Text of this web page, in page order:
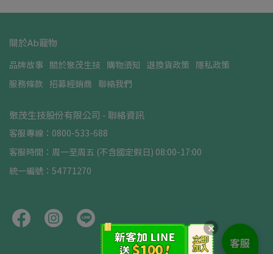
關於Ab寵物
品牌故事 關於聚茂生技 購物須知 退換貨政策 隱私政策
服務條款 招募經銷商 聯絡我們
聚茂生技股份有限公司 - 聯絡資訊
客服專線：0800-533-688
客服時間：周一至周五 (不含國定假日) 08:00-17:00
統一編號：54771270
✕